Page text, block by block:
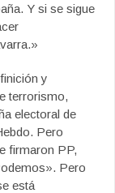
Y si se sigue
y
terrorismo,
electoral de
Pero
firmaron PP,
Pero
está